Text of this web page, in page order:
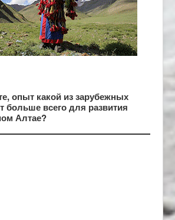
опыт какой из зарубежных
больше всего для развития
Алтае?